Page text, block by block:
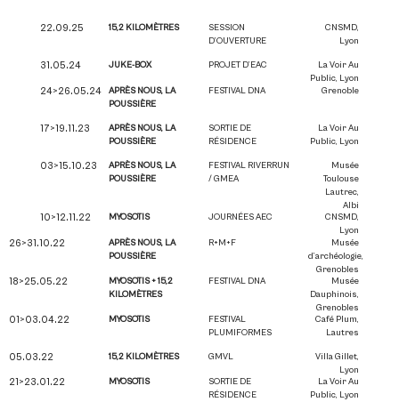
22.09.25 15,2 KILOMÈTRES
SESSION
D’OUVERTURE
CNSMD,
Lyon
31.05.24 JUKE-BOX PROJET D’EAC
La Voir Au
Public, Lyon
24>26.05.24
APRÈS NOUS, LA
POUSSIÈRE
FESTIVAL DNA Grenoble
17>19.11.23
APRÈS NOUS, LA
POUSSIÈRE
SORTIE DE
RÉSIDENCE
La Voir Au
Public, Lyon
03>15.10.23
APRÈS NOUS, LA
POUSSIÈRE
FESTIVAL RIVERRUN
/ GMEA
Musée
Toulouse
Lautrec,
Albi
10>12.11.22 MYOSOTIS JOURNÉES AEC
CNSMD,
Lyon
26>31.10.22
APRÈS NOUS, LA
POUSSIÈRE
R+M+F
Musée
d’archéologie,
Grenobles
18>25.05.22
MYOSOTIS + 15,2
KILOMÈTRES
FESTIVAL DNA
Musée
Dauphinois,
Grenobles
01>03.04.22 MYOSOTIS
FESTIVAL
PLUMIFORMES
Café Plum,
Lautres
05.03.22 15,2 KILOMÈTRES GMVL
Villa Gillet,
Lyon
21>23.01.22 MYOSOTIS
SORTIE DE
RÉSIDENCE
La Voir Au
Public, Lyon